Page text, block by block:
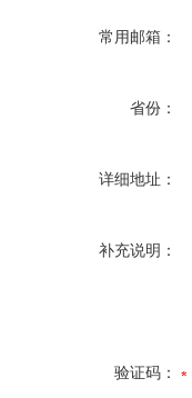
常用邮箱：
省份：
详细地址：
补充说明：
验证码：